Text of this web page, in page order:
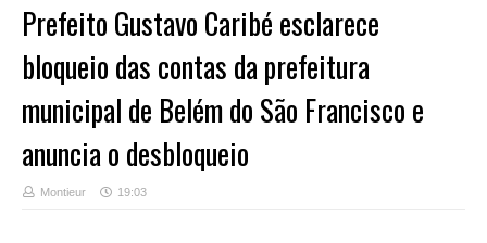
Prefeito Gustavo Caribé esclarece
bloqueio das contas da prefeitura
municipal de Belém do São Francisco e
anuncia o desbloqueio
Montieur 19:03